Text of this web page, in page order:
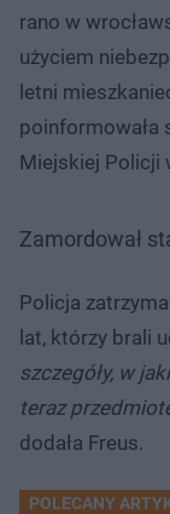
rano w
użyciem
letni
poinformowała
Miejskiej Policji
Zamordował
Policja
lat, którzy brali
szczegóły, w
teraz
dodała Freus.
POLECANY